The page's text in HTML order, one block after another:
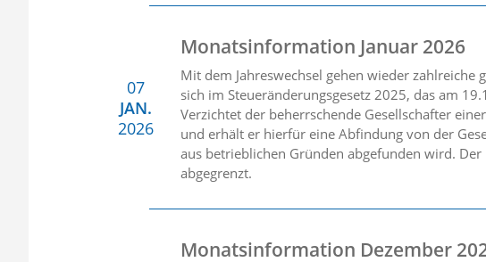
07
JAN.
2026
Monatsinformation Januar 2026
Mit dem Jahreswechsel gehen wieder
sich im Steueränderungsgesetz 2025, das am
Verzichtet der beherrschende Gesellschafter
und erhält er hierfür eine Abfindung von der
aus betrieblichen Gründen abgefunden wird.
abgegrenzt.
Monatsinformation Dezember